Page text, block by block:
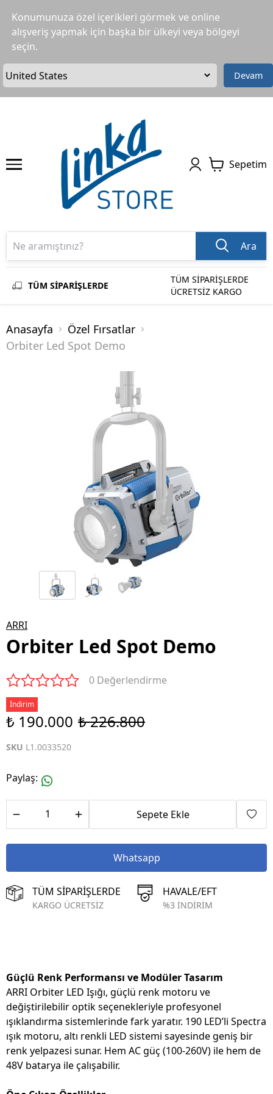
Konumunuza özel içerikleri görmek ve online
alışveriş yapmak için başka bir ülkeyi veya bölgeyi
seçin.
Devam
Sepetim
Ara
TÜM SİPARİŞLERDE
TÜM SİPARİŞLERDE
ÜCRETSİZ KARGO
Anasayfa
Özel Fırsatlar
Orbiter Led Spot Demo
ARRI
Orbiter Led Spot Demo
0 Değerlendirme
İndirim
₺ 190.000 ₺ 226.800
SKU L1.0033520
Paylaş:
Sepete Ekle
Whatsapp
TÜM SİPARİŞLERDE
KARGO ÜCRETSİZ
HAVALE/EFT
%3 İNDİRİM
Güçlü Renk Performansı ve Modüler Tasarım
ARRI Orbiter LED Işığı, güçlü renk motoru ve
değiştirilebilir optik seçenekleriyle profesyonel
ışıklandırma sistemlerinde fark yaratır. 190 LED’li Spectra
ışık motoru, altı renkli LED sistemi sayesinde geniş bir
renk yelpazesi sunar. Hem AC güç (100-260V) ile hem de
48V batarya ile çalışabilir.